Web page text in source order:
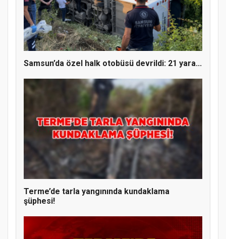
YENİ PARTİ TERME İLÇE BAŞKANLIĞINDA
ÜYE KATILIM PROGRAMI
Samsun’da özel halk otobüsü devrildi: 21 yara...
Terme’de tarla yangınında kundaklama
şüphesi!